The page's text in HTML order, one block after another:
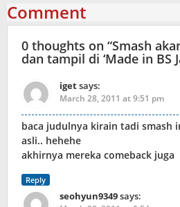
Comment
0 thoughts on “Smash
dan tampil di ‘Made in BS
igetsays:
March 28, 2011 at 9:51 pm
baca judulnya kirain tadi smash
asli.. hehehe
akhirnya mereka comeback juga
Reply
seohyun9349says: